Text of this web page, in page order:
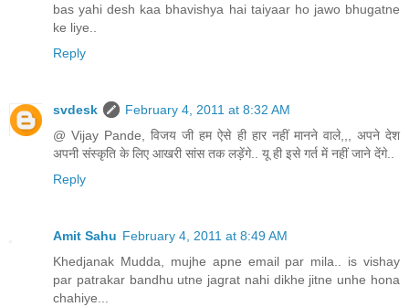
bas yahi desh kaa bhavishya hai taiyaar ho jawo bhugatne
ke liye..
Reply
svdesk
February 4, 2011 at 8:32 AM
@ Vijay Pande, विजय जी हम ऐसे ही हार नहीं मानने वाले,,, अपने देश
अपनी संस्कृति के लिए आखरी सांस तक लड़ेंगे.. यू ही इसे गर्त में नहीं जाने देंगे..
Reply
Amit Sahu February 4, 2011 at 8:49 AM
Khedjanak Mudda, mujhe apne email par mila.. is vishay
par patrakar bandhu utne jagrat nahi dikhe jitne unhe hona
chahiye...